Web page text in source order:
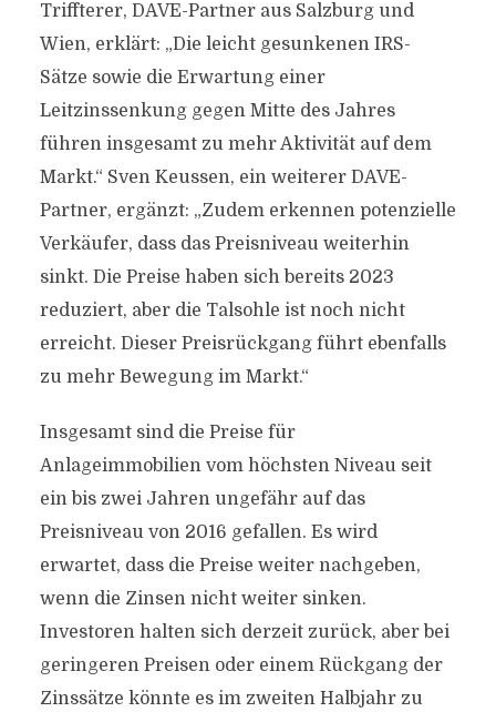
Triffterer, DAVE-Partner aus Salzburg und
Wien, erklärt: „Die leicht gesunkenen IRS-
Sätze sowie die Erwartung einer
Leitzinssenkung gegen Mitte des Jahres
führen insgesamt zu mehr Aktivität auf dem
Markt.“ Sven Keussen, ein weiterer DAVE-
Partner, ergänzt: „Zudem erkennen potenzielle
Verkäufer, dass das Preisniveau weiterhin
sinkt. Die Preise haben sich bereits 2023
reduziert, aber die Talsohle ist noch nicht
erreicht. Dieser Preisrückgang führt ebenfalls
zu mehr Bewegung im Markt.“
Insgesamt sind die Preise für
Anlageimmobilien vom höchsten Niveau seit
ein bis zwei Jahren ungefähr auf das
Preisniveau von 2016 gefallen. Es wird
erwartet, dass die Preise weiter nachgeben,
wenn die Zinsen nicht weiter sinken.
Investoren halten sich derzeit zurück, aber bei
geringeren Preisen oder einem Rückgang der
Zinssätze könnte es im zweiten Halbjahr zu